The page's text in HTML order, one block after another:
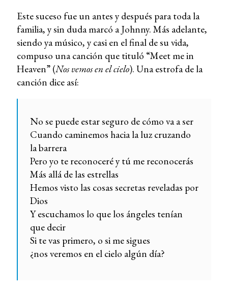
Este suceso fue un antes y después para toda la
familia, y sin duda marcó a Johnny. Más adelante,
siendo ya músico, y casi en el final de su vida,
compuso una canción que tituló “Meet me in
Heaven” (Nos vemos en el cielo). Una estrofa de la
canción dice así:
No se puede estar seguro de cómo va a ser
Cuando caminemos hacia la luz cruzando
la barrera
Pero yo te reconoceré y tú me reconocerás
Más allá de las estrellas
Hemos visto las cosas secretas reveladas por
Dios
Y escuchamos lo que los ángeles tenían
que decir
Si te vas primero, o si me sigues
¿nos veremos en el cielo algún día?